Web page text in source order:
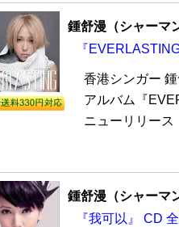
鍾舒漫（シャーマ
『
香港シンガー
アルバム『
ニューリリース
鍾舒漫（シャーマ
『我可以』 CD